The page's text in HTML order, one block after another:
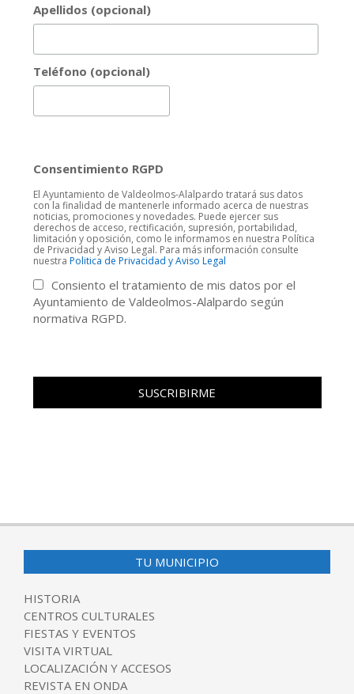
Apellidos (opcional)
Teléfono (opcional)
Consentimiento RGPD
El Ayuntamiento de Valdeolmos-Alalpardo tratará sus datos
con la finalidad de mantenerle informado acerca de nuestras
noticias, promociones y novedades. Puede ejercer sus
derechos de acceso, rectificación, supresión, portabilidad,
limitación y oposición, como le informamos en nuestra Política
de Privacidad y Aviso Legal. Para más información consulte
nuestra Politica de Privacidad y Aviso Legal
Consiento el tratamiento de mis datos por el
Ayuntamiento de Valdeolmos-Alalpardo según
normativa RGPD.
TU MUNICIPIO
HISTORIA
CENTROS CULTURALES
FIESTAS Y EVENTOS
VISITA VIRTUAL
LOCALIZACIÓN Y ACCESOS
REVISTA EN ONDA